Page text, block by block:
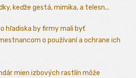
keďže gestá, mimika, a telesn...
hľadiska by firmy mali byť
o používaní a ochrane ich
mien izbových rastlín môže